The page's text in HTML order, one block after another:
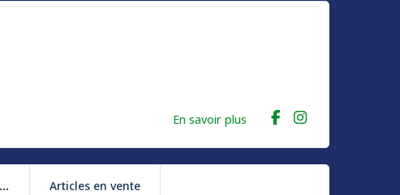
En savoir plus
Articles en vente